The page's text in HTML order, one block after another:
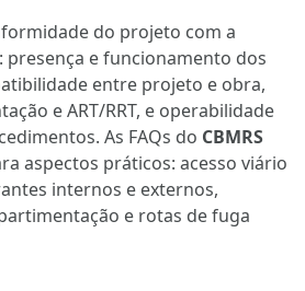
do projeto com a
presença e funcionamento dos
entre projeto e obra,
e ART/RRT, e operabilidade
As FAQs do CBMRS
aspectos práticos: acesso viário
internos e externos,
e rotas de fuga